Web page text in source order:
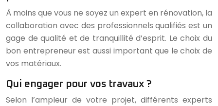
À moins que vous ne soyez un expert en rénovation, la
collaboration avec des professionnels qualifiés est un
gage de qualité et de tranquillité d’esprit. Le choix du
bon entrepreneur est aussi important que le choix de
vos matériaux.
Qui engager pour vos travaux ?
Selon l’ampleur de votre projet, différents experts